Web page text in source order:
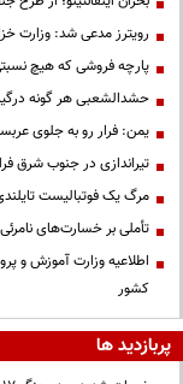
رویترز مدعی شد: وزارت
پارچه فروشی که هیچ نسبتی
حشدالشعبی هر گونه
یمن: فرار رو به جلوی
تیراندازی در جنوب شرق فرانسه
مرگ یک فوتبالیست
تأملی بر خسارت‌های
کشور
پربازدید ها